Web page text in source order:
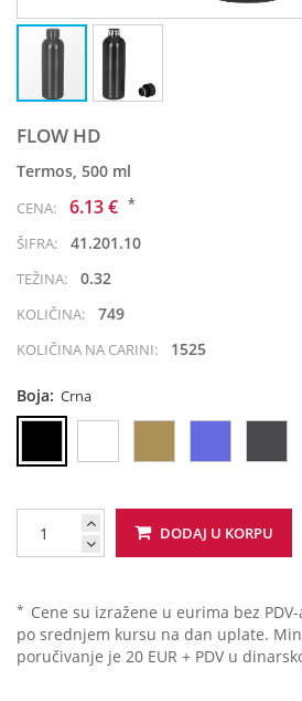
FLOW HD
Termos, 500 ml
CENA: 6.13 € *
ŠIFRA: 41.201.10
TEŽINA: 0.32
KOLIČINA: 749
KOLIČINA NA CARINI: 1525
Boja: Crna
DODAJ U KORPU
* Cene su izražene u eurima bez
po srednjem kursu na dan uplate.
poručivanje je 20 EUR + PDV u